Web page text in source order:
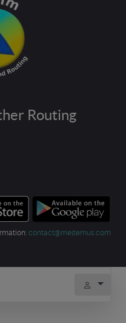
Routing
contact@meltemus.com